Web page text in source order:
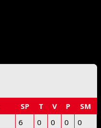
SP T V P
SM
6 0 0 0
0